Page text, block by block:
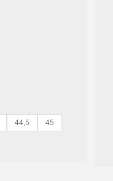
44,5
45